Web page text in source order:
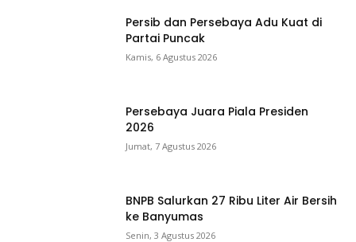
Persib dan Persebaya Adu Kuat di
Partai Puncak
Kamis, 6 Agustus 2026
Persebaya Juara Piala Presiden
2026
Jumat, 7 Agustus 2026
BNPB Salurkan 27 Ribu Liter Air Bersih
ke Banyumas
Senin, 3 Agustus 2026